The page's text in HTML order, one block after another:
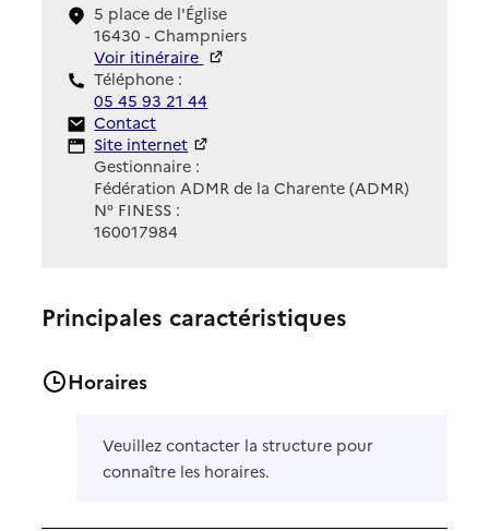
5 place de l'Église
16430 - Champniers
Voir itinéraire
Téléphone :
05 45 93 21 44
Contact
Contact
Site Internet
Site internet
Gestionnaire :
Fédération ADMR de la Charente (ADMR)
N° FINESS :
160017984
Principales caractéristiques
Horaires
Veuillez contacter la structure pour
connaître les horaires.